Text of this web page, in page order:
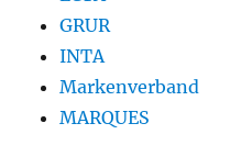
GRUR
INTA
Markenverband
MARQUES